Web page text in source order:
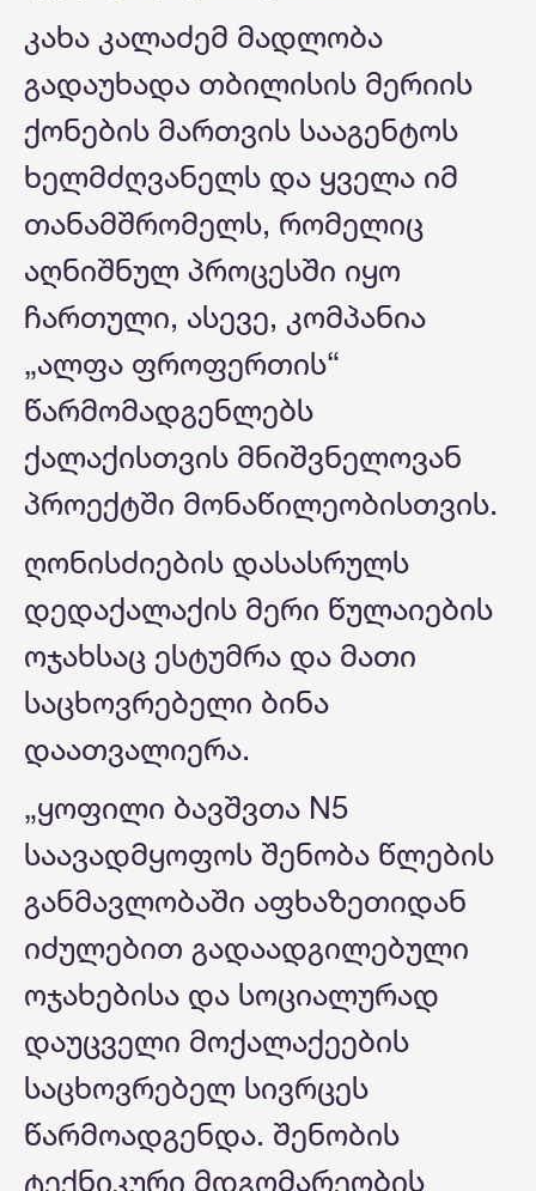
კახა კალაძემ მადლობა
გადაუხადა თბილისის მერიის
ქონების მართვის სააგენტოს
ხელმძღვანელს და ყველა იმ
თანამშრომელს, რომელიც
აღნიშნულ პროცესში იყო
ჩართული, ასევე, კომპანია
„ალფა ფროფერთის“
წარმომადგენლებს
ქალაქისთვის მნიშვნელოვან
პროექტში მონაწილეობისთვის.
ღონისძიების დასასრულს
დედაქალაქის მერი წულაიების
ოჯახსაც ესტუმრა და მათი
საცხოვრებელი ბინა
დაათვალიერა.
„ყოფილი ბავშვთა N5
საავადმყოფოს შენობა წლების
განმავლობაში აფხაზეთიდან
იძულებით გადაადგილებული
ოჯახებისა და სოციალურად
დაუცველი მოქალაქეების
საცხოვრებელ სივრცეს
წარმოადგენდა. შენობის
ტექნიკური მდგომარეობის